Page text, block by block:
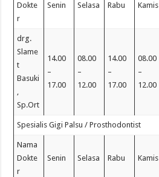
Dokte
r
Senin Selasa Rabu Kamis
drg.
Slame
t
Basuki
,
Sp.Ort
14.00
–
17.00
08.00
–
12.00
14.00
–
17.00
08.00
–
12.00
Spesialis Gigi Palsu / Prosthodontist
Nama
Dokte
r
Senin Selasa Rabu Kamis